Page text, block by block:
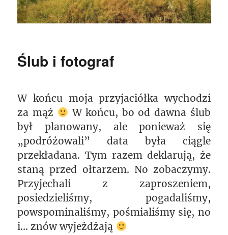
Ślub i fotograf
W końcu moja przyjaciółka wychodzi
za mąż
W końcu, bo od dawna ślub
był planowany, ale ponieważ się
„podróżowali” data była ciągle
przekładana. Tym razem deklarują, że
staną przed ołtarzem. No zobaczymy.
Przyjechali z zaproszeniem,
posiedzieliśmy, pogadaliśmy,
powspominaliśmy, pośmialiśmy się, no
i… znów wyjeżdżają